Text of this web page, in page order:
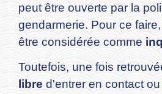
peut être ouverte par la
gendarmerie. Pour ce
être considérée comme
Toutefois, une fois
libre d'entrer en contact